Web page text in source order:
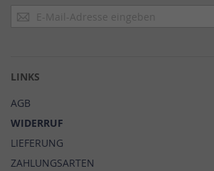
Anmeldung
zum
LINKS
AGB
WIDERRUF
LIEFERUNG
ZAHLUNGSARTEN